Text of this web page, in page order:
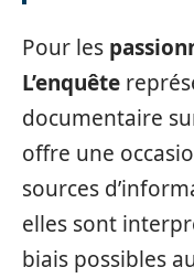
Pour les
L’enquête
documentaire
offre une
sources
elles sont
biais possibles